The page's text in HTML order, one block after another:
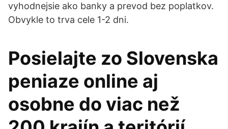
vyhodnejsie ako banky a prevod bez poplatkov.
Obvykle to trva cele 1-2 dni.
Posielajte zo Slovenska
peniaze online aj
osobne do viac než